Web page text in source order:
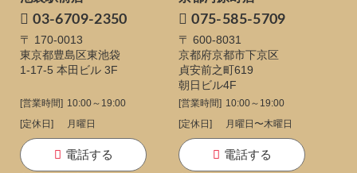
03-6709-2350
〒 170-0013
東京都豊島区東池袋
1-17-5 本田ビル 3F
[営業時間] 10:00～19:00
[定休日]
月曜日
電話する
075-585-5709
〒 600-8031
京都府京都市下京区
貞安前之町619
朝日ビル4F
[営業時間] 10:00～19:00
[定休日]
月曜日〜木曜日
電話する